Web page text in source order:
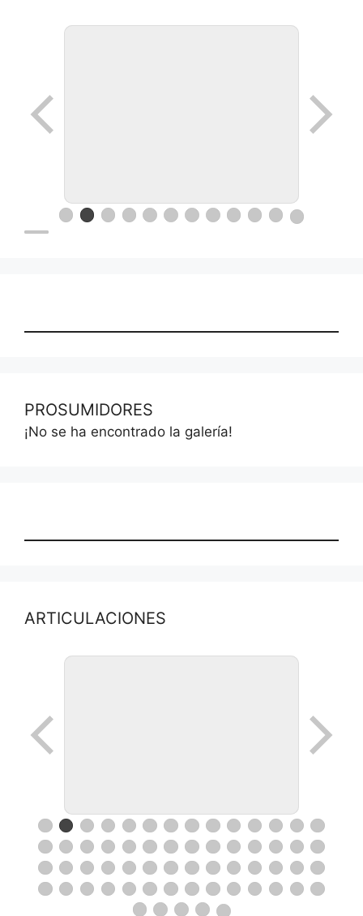
PROSUMIDORES
¡No se ha encontrado la galería!
ARTICULACIONES